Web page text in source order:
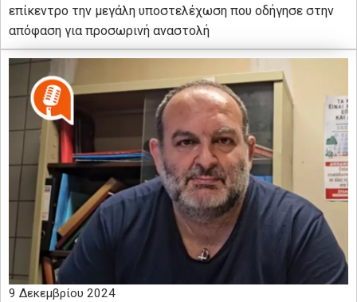
επίκεντρο την μεγάλη υποστελέχωση που οδήγησε στην
απόφαση για προσωρινή αναστολή
9 Δεκεμβρίου 2024